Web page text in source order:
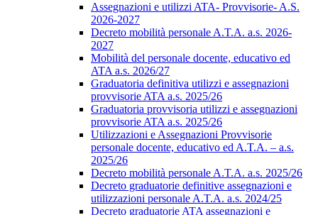
Assegnazioni e utilizzi ATA- Provvisorie- A.S.
2026-2027
Decreto mobilità personale A.T.A. a.s. 2026-
2027
Mobilità del personale docente, educativo ed
ATA a.s. 2026/27
Graduatoria definitiva utilizzi e assegnazioni
provvisorie ATA a.s. 2025/26
Graduatoria provvisoria utilizzi e assegnazioni
provvisorie ATA a.s. 2025/26
Utilizzazioni e Assegnazioni Provvisorie
personale docente, educativo ed A.T.A. – a.s.
2025/26
Decreto mobilità personale A.T.A. a.s. 2025/26
Decreto graduatorie definitive assegnazioni e
utilizzazioni personale A.T.A. a.s. 2024/25
Decreto graduatorie ATA assegnazioni e